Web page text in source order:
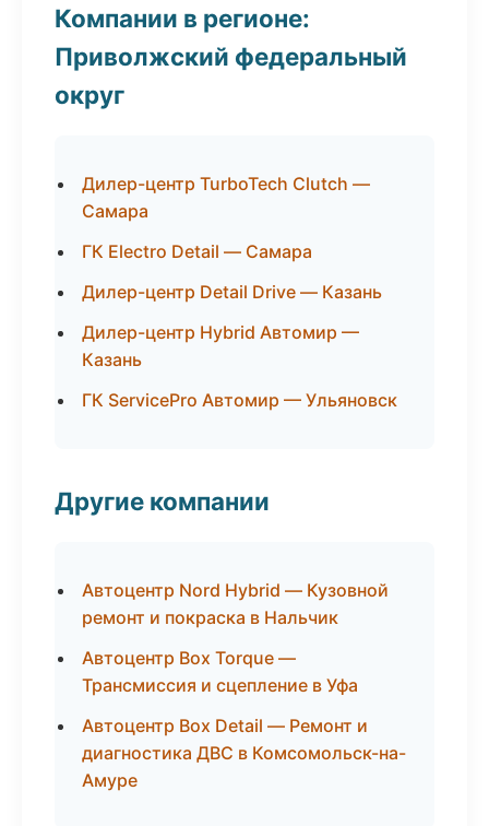
Компании в регионе:
Приволжский федеральный
округ
Дилер-центр TurboTech Clutch —
Самара
ГК Electro Detail — Самара
Дилер-центр Detail Drive — Казань
Дилер-центр Hybrid Автомир —
Казань
ГК ServicePro Автомир — Ульяновск
Другие компании
Автоцентр Nord Hybrid — Кузовной
ремонт и покраска в Нальчик
Автоцентр Box Torque —
Трансмиссия и сцепление в Уфа
Автоцентр Box Detail — Ремонт и
диагностика ДВС в Комсомольск-на-
Амуре